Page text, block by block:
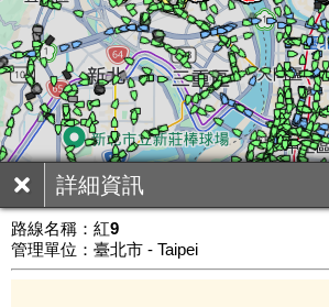
詳細資訊
路線名稱： 紅9
管理單位：臺北市 - Taipei